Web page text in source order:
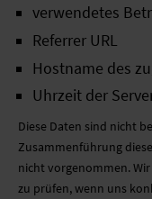
verwendetes
Referrer URL
Hostname des
Uhrzeit der
Diese Daten sind nicht
Zusammenführung
nicht vorgenommen.
zu prüfen, wenn uns